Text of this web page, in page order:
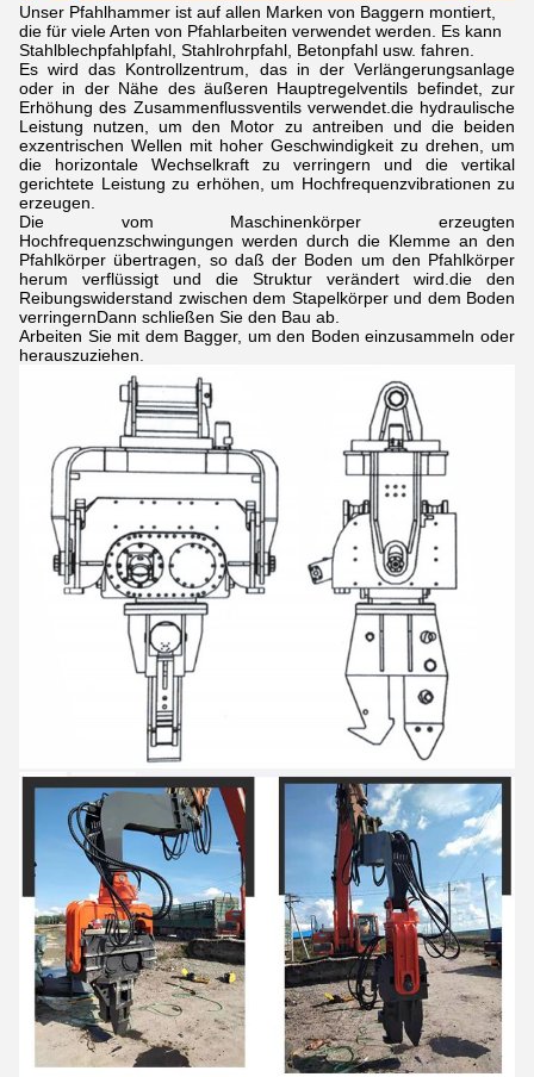
Unser Pfahlhammer ist auf allen Marken von Baggern montiert,
die für viele Arten von Pfahlarbeiten verwendet werden. Es kann
Stahlblechpfahlpfahl, Stahlrohrpfahl, Betonpfahl usw. fahren.
Es wird das Kontrollzentrum, das in der Verlängerungsanlage
oder in der Nähe des äußeren Hauptregelventils befindet, zur
Erhöhung des Zusammenflussventils verwendet.die hydraulische
Leistung nutzen, um den Motor zu antreiben und die beiden
exzentrischen Wellen mit hoher Geschwindigkeit zu drehen, um
die horizontale Wechselkraft zu verringern und die vertikal
gerichtete Leistung zu erhöhen, um Hochfrequenzvibrationen zu
erzeugen.
Die vom Maschinenkörper erzeugten
Hochfrequenzschwingungen werden durch die Klemme an den
Pfahlkörper übertragen, so daß der Boden um den Pfahlkörper
herum verflüssigt und die Struktur verändert wird.die den
Reibungswiderstand zwischen dem Stapelkörper und dem Boden
verringernDann schließen Sie den Bau ab.
Arbeiten Sie mit dem Bagger, um den Boden einzusammeln oder
herauszuziehen.